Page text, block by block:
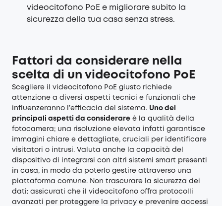
videocitofono PoE e migliorare subito la
sicurezza della tua casa senza stress.
Fattori da considerare nella
scelta di un videocitofono PoE
Scegliere il videocitofono PoE giusto richiede
attenzione a diversi aspetti tecnici e funzionali che
influenzeranno l’efficacia del sistema. Uno dei
principali aspetti da considerare è la qualità della
fotocamera; una risoluzione elevata infatti garantisce
immagini chiare e dettagliate, cruciali per identificare
visitatori o intrusi. Valuta anche la capacità del
dispositivo di integrarsi con altri sistemi smart presenti
in casa, in modo da poterlo gestire attraverso una
piattaforma comune. Non trascurare la sicurezza dei
dati: assicurati che il videocitofono offra protocolli
avanzati per proteggere la privacy e prevenire accessi